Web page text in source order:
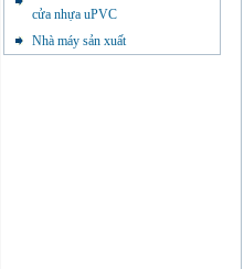
cửa nhựa uPVC
Nhà máy sản xuất